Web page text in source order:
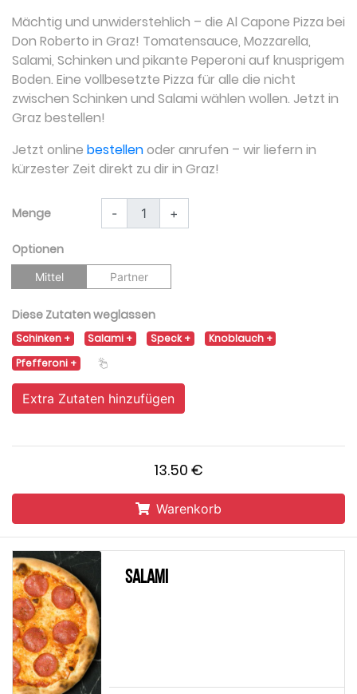
Mächtig und unwiderstehlich – die Al Capone Pizza bei
Don Roberto in Graz! Tomatensauce, Mozzarella,
Salami, Schinken und pikante Peperoni auf knusprigem
Boden. Eine vollbesetzte Pizza für alle die nicht
zwischen Schinken und Salami wählen wollen. Jetzt in
Graz bestellen!
Jetzt online bestellenoder anrufen – wir liefern in
kürzester Zeit direkt zu dir in Graz!
Menge - +
Optionen
Mittel Partner
Diese Zutaten weglassen
Schinken Salami Speck
Knoblauch
Pfefferoni
Extra Zutaten hinzufügen
13.50 €
Warenkorb
Salami